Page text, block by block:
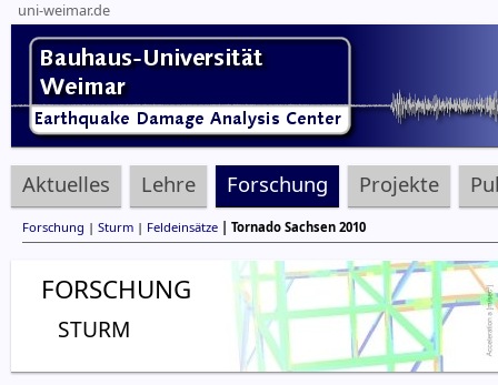
uni-weimar.de
Aktuelles Lehre Forschung Projekte
Forschung | Sturm | Feldeinsätze | Tornado Sachsen 2010
FORSCHUNG
STURM